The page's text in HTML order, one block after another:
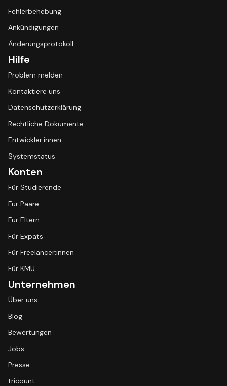
Fehlerbehebung
Ankündigungen
Änderungsprotokoll
Hilfe
Problem melden
Kontaktiere uns
Datenschutzerklärung
Rechtliche Dokumente
Entwickler:innen
Systemstatus
Konten
Für Studierende
Für Paare
Für Eltern
Für Expats
Für Freelancer:innen
Für KMU
Unternehmen
Über uns
Blog
Bewertungen
Jobs
Presse
tricount